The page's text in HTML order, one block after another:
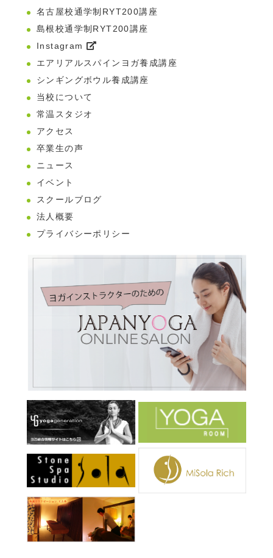
名古屋校通学制RYT200講座
島根校通学制RYT200講座
Instagram
エアリアルスパインヨガ養成講座
シンギングボウル養成講座
当校について
常温スタジオ
アクセス
卒業生の声
ニュース
イベント
スクールブログ
法人概要
プライバシーポリシー